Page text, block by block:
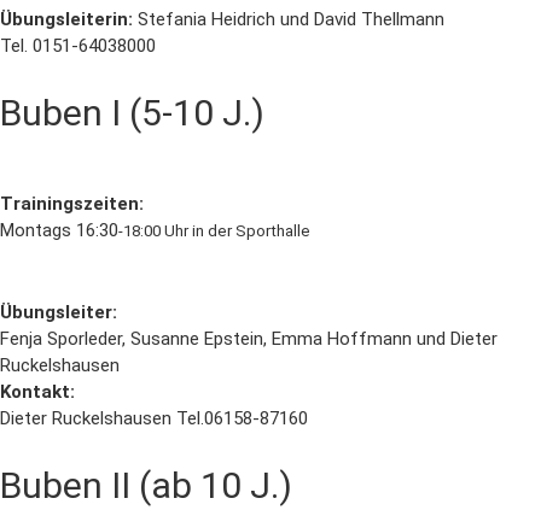
Übungsleiterin: Stefania Heidrich und David Thellmann
Tel. 0151-64038000
Buben I (5-10 J.)
Trainingszeiten:
Montags 16:30-18:00 Uhr in der Sporthalle
Übungsleiter:
Fenja Sporleder, Susanne Epstein, Emma Hoffmann und Dieter
Ruckelshausen
Kontakt:
Dieter Ruckelshausen Tel.06158-87160
Buben II (ab 10 J.)